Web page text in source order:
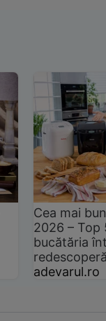
Cea mai
2026 –
bucătăria
adevarul.ro